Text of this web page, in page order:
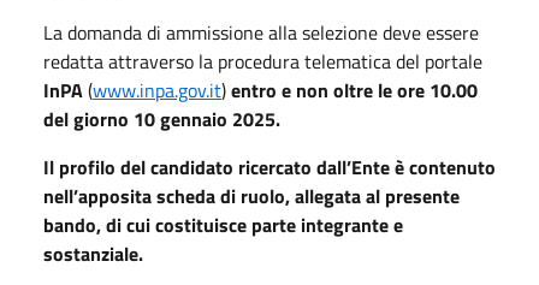
La domanda di ammissione alla selezione deve essere
redatta attraverso la procedura telematica del portale
InPA(www.inpa.gov.it)entro e non oltre le ore 10.00
del giorno 10 gennaio 2025.
Il profilo del candidato ricercato dall’Ente è contenuto
nell’apposita scheda di ruolo, allegata al presente
bando, di cui costituisce parte integrante e
sostanziale.